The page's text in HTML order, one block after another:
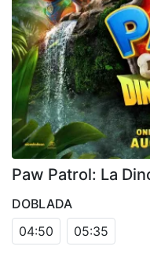
Paw Patrol: La
DOBLADA
04:50
05:35